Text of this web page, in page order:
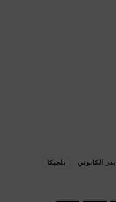
بدر الكانوني بلجيكا